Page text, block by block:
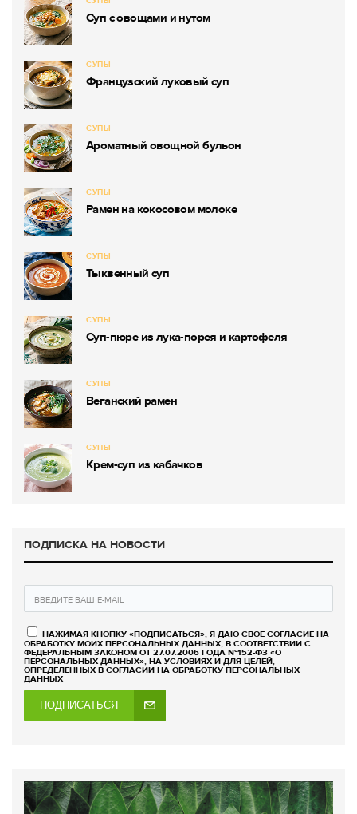
Суп с овощами и нутом
СУПЫ
Французский луковый суп
СУПЫ
Ароматный овощной бульон
СУПЫ
Рамен на кокосовом молоке
СУПЫ
Тыквенный суп
СУПЫ
Суп-пюре из лука-порея и картофеля
СУПЫ
Веганский рамен
СУПЫ
Крем-суп из кабачков
ПОДПИСКА НА НОВОСТИ
НАЖИМАЯ КНОПКУ «ПОДПИСАТЬСЯ», Я ДАЮ СВОЕ СОГЛАСИЕ НА
ОБРАБОТКУ МОИХ ПЕРСОНАЛЬНЫХ ДАННЫХ, В СООТВЕТСТВИИ С
ФЕДЕРАЛЬНЫМ ЗАКОНОМ ОТ 27.07.2006 ГОДА №152-ФЗ «О
ПЕРСОНАЛЬНЫХ ДАННЫХ», НА УСЛОВИЯХ И ДЛЯ ЦЕЛЕЙ,
ОПРЕДЕЛЕННЫХ В СОГЛАСИИ НА ОБРАБОТКУ ПЕРСОНАЛЬНЫХ
ДАННЫХ
ПОДПИСАТЬСЯ